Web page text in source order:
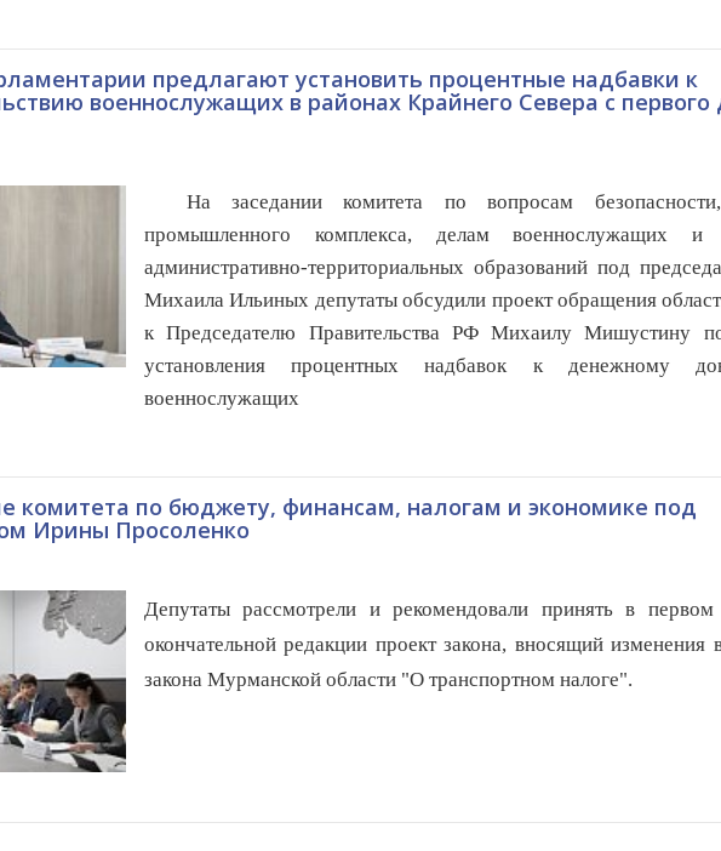
предлагают установить процентные надбавки к
военнослужащих в районах Крайнего Севера с первого
На заседании комитета по вопросам
промышленного комплекса, делам военнослужащих и
административно-территориальных образований под
Михаила Ильиных депутаты обсудили проект обращения
к Председателю Правительства РФ Михаилу Мишустину
установления процентных надбавок к денежному
военнослужащих
комитета по бюджету, финансам, налогам и экономике под
Ирины Просоленко
Депутаты рассмотрели и рекомендовали принять в
окончательной редакции проект закона, вносящий изменения
закона Мурманской области "О транспортном налоге".